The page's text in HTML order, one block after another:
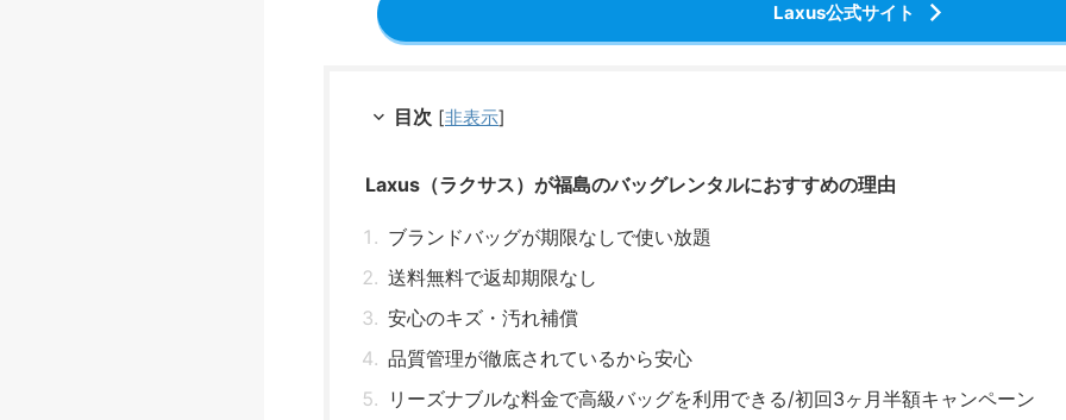
Laxus公式サイト
目次 [非表示]
Laxus（ラクサス）が福島のバッグレンタルにおすすめの理由
ブランドバッグが期限なしで使い放題
送料無料で返却期限なし
安心のキズ・汚れ補償
品質管理が徹底されているから安心
リーズナブルな料金で高級バッグを利用できる/初回3ヶ月半額キャンペーン